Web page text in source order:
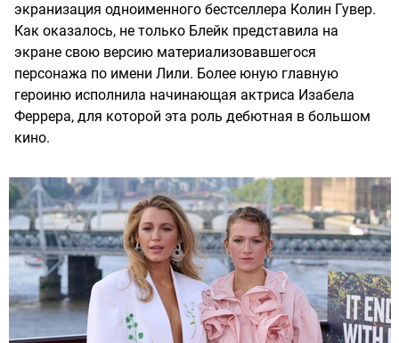
экранизация одноименного бестселлера Колин Гувер.
Как оказалось, не только Блейк представила на
экране свою версию материализовавшегося
персонажа по имени Лили. Более юную главную
героиню исполнила начинающая актриса Изабела
Феррера, для которой эта роль дебютная в большом
кино.